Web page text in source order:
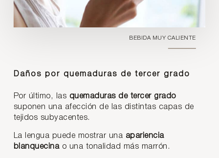
BEBIDA MUY CALIENTE
Daños por quemaduras de tercer grado
Por último, las quemaduras de tercer grado
suponen una afección de las distintas capas de
tejidos subyacentes.
La lengua puede mostrar una apariencia
blanquecinao una tonalidad más marrón.